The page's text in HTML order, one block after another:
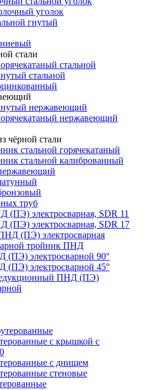
уголок
гнутый
стали
стальной
стальной
нержавеющий
нержавеющий
чёрной стали
стальной горячекатаный
стальной калиброванный
труб
электросварная, SDR 11
(ПЭ) электросварная, SDR 17
(ПЭ) электросварная
тройник ПНД
(ПЭ) электросварной 90°
(ПЭ) электросварной 45°
ПНД (ПЭ)
с крышкой с
с днищем
стеновые